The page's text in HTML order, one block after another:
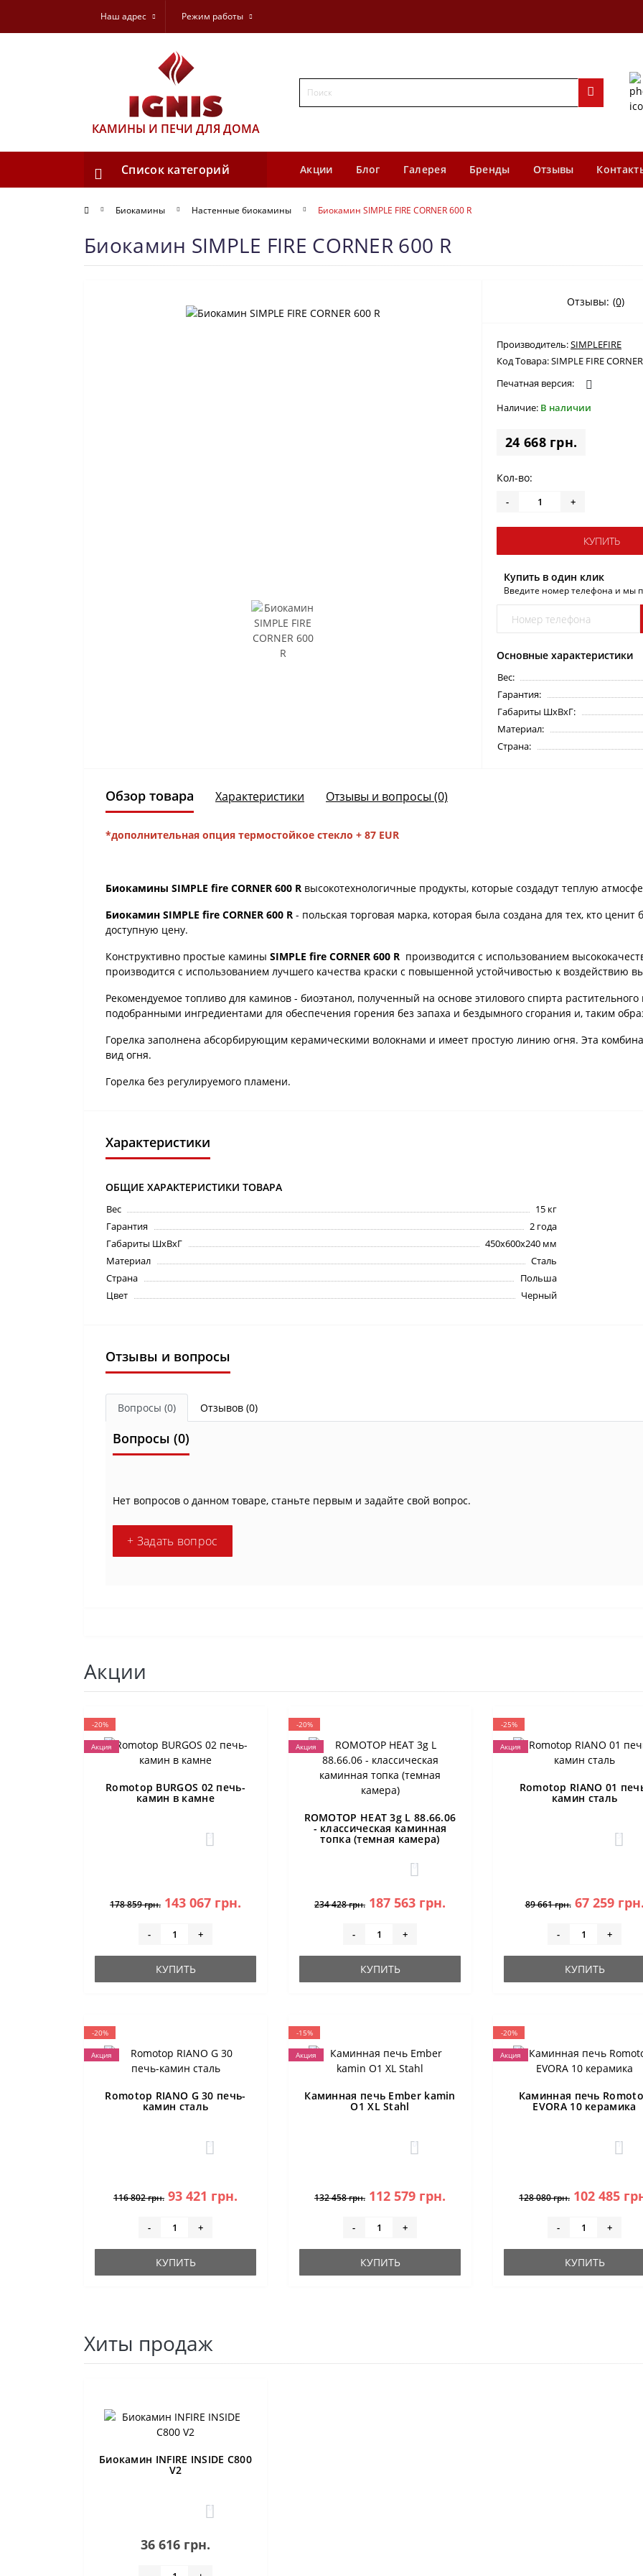
Наш адрес Режим работы
КАМИНЫ И ПЕЧИ ДЛЯ ДОМА
Список категорий Акции Блог Галерея Бренды Отзывы
Биокамины Настенные биокамины Биокамин SIMPLE FIRE CORNER 600 R
Биокамин SIMPLE FIRE CORNER 600 R
Отзывы: (0)
Производитель:SIMPLEFIRE
Код Товара:SIMPLE FIRE
Печатная версия:
Наличие: В наличии
24 668 грн.
Основные характеристики
Вес:
Гарантия:
Габариты ШхВхГ:
Материал:
Страна:
Кол-во:
- +
КУПИТЬ
Купить в один клик
Введите номер телефона и мы
Обзор товара Характеристики Отзывы и вопросы (0)
*дополнительная опция термостойкое стекло + 87 EUR
Биокамины SIMPLE fire CORNER 600 R высокотехнологичные продукты, которые создадут теплую
Биокамин SIMPLE fire CORNER 600 R - польская торговая марка, которая была создана для тех, кто ценит
доступную цену.
Конструктивно простые камины SIMPLE fire CORNER 600 R производится с использованием
производится с использованием лучшего качества краски с повышенной устойчивостью к воздействию
Рекомендуемое топливо для каминов - биоэтанол, полученный на основе этилового спирта
подобранными ингредиентами для обеспечения горения без запаха и бездымного сгорания и, таким
Горелка заполнена абсорбирующим керамическими волокнами и имеет простую линию огня. Эта
вид огня.
Горелка без регулируемого пламени.
Характеристики
ОБЩИЕ ХАРАКТЕРИСТИКИ ТОВАРА
Вес
15 кг
Гарантия
2 года
Габариты ШхВхГ
450x600x240 мм
Материал
Сталь
Страна
Польша
Цвет
Черный
Отзывы и вопросы
Вопросы (0) Отзывов (0)
Вопросы (0)
Нет вопросов о данном товаре, станьте первым и задайте свой вопрос.
+ Задать вопрос
Акции
-20%
Акция
Romotop BURGOS 02 печь-
камин в камне
3
178 859 грн. 143 067 грн.
- +
КУПИТЬ
-20%
Акция
ROMOTOP HEAT 3g L 88.66.06
- классическая каминная
топка (темная камера)
0
234 428 грн. 187 563 грн.
- +
КУПИТЬ
-25%
Акция
Romotop RIANO 01
камин сталь
3
89 661 грн. 67 259 грн.
- +
КУПИТЬ
-20%
Акция
Romotop RIANO G 30 печь-
камин сталь
3
116 802 грн. 93 421 грн.
- +
КУПИТЬ
-15%
Акция
Каминная печь Ember kamin
O1 XL Stahl
0
132 458 грн. 112 579 грн.
- +
КУПИТЬ
-20%
Акция
Каминная печь
EVORA 10 керамика
1
128 080 грн. 102 485
- +
КУПИТЬ
Хиты продаж
Биокамин INFIRE INSIDE C800
V2
0
36 616 грн.